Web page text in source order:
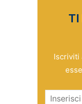
TI
Iscriviti